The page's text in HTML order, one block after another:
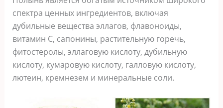
спектра ценных ингредиентов, включая
дубильные вещества эллагов, флавоноиды,
витамин С, сапонины, растительную горечь,
фитостеролы, эллаговую кислоту, дубильную
кислоту, кумаровую кислоту, галловую кислоту,
лютеин, кремнезем и минеральные соли.